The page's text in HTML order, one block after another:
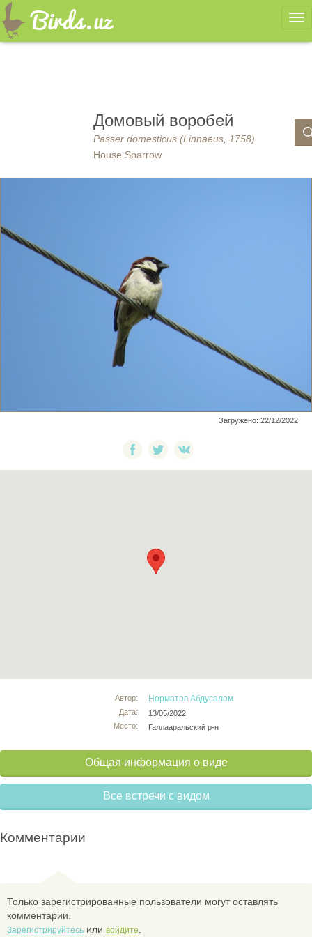
Домовый воробей
Passer domesticus (Linnaeus, 1758)
House Sparrow
Загружено: 22/12/2022
Автор:
Дата:
Место:
Норматов Абдусалом
13/05/2022
Галлааральский р-н
Общая информация о виде
Все встречи с видом
Комментарии
Только зарегистрированные пользователи могут оставлять
комментарии.
Зарегистрируйтесь или войдите